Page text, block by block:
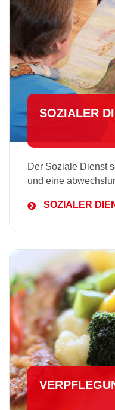
SOZIALER
Der Soziale Dienst
und eine
SOZIALER